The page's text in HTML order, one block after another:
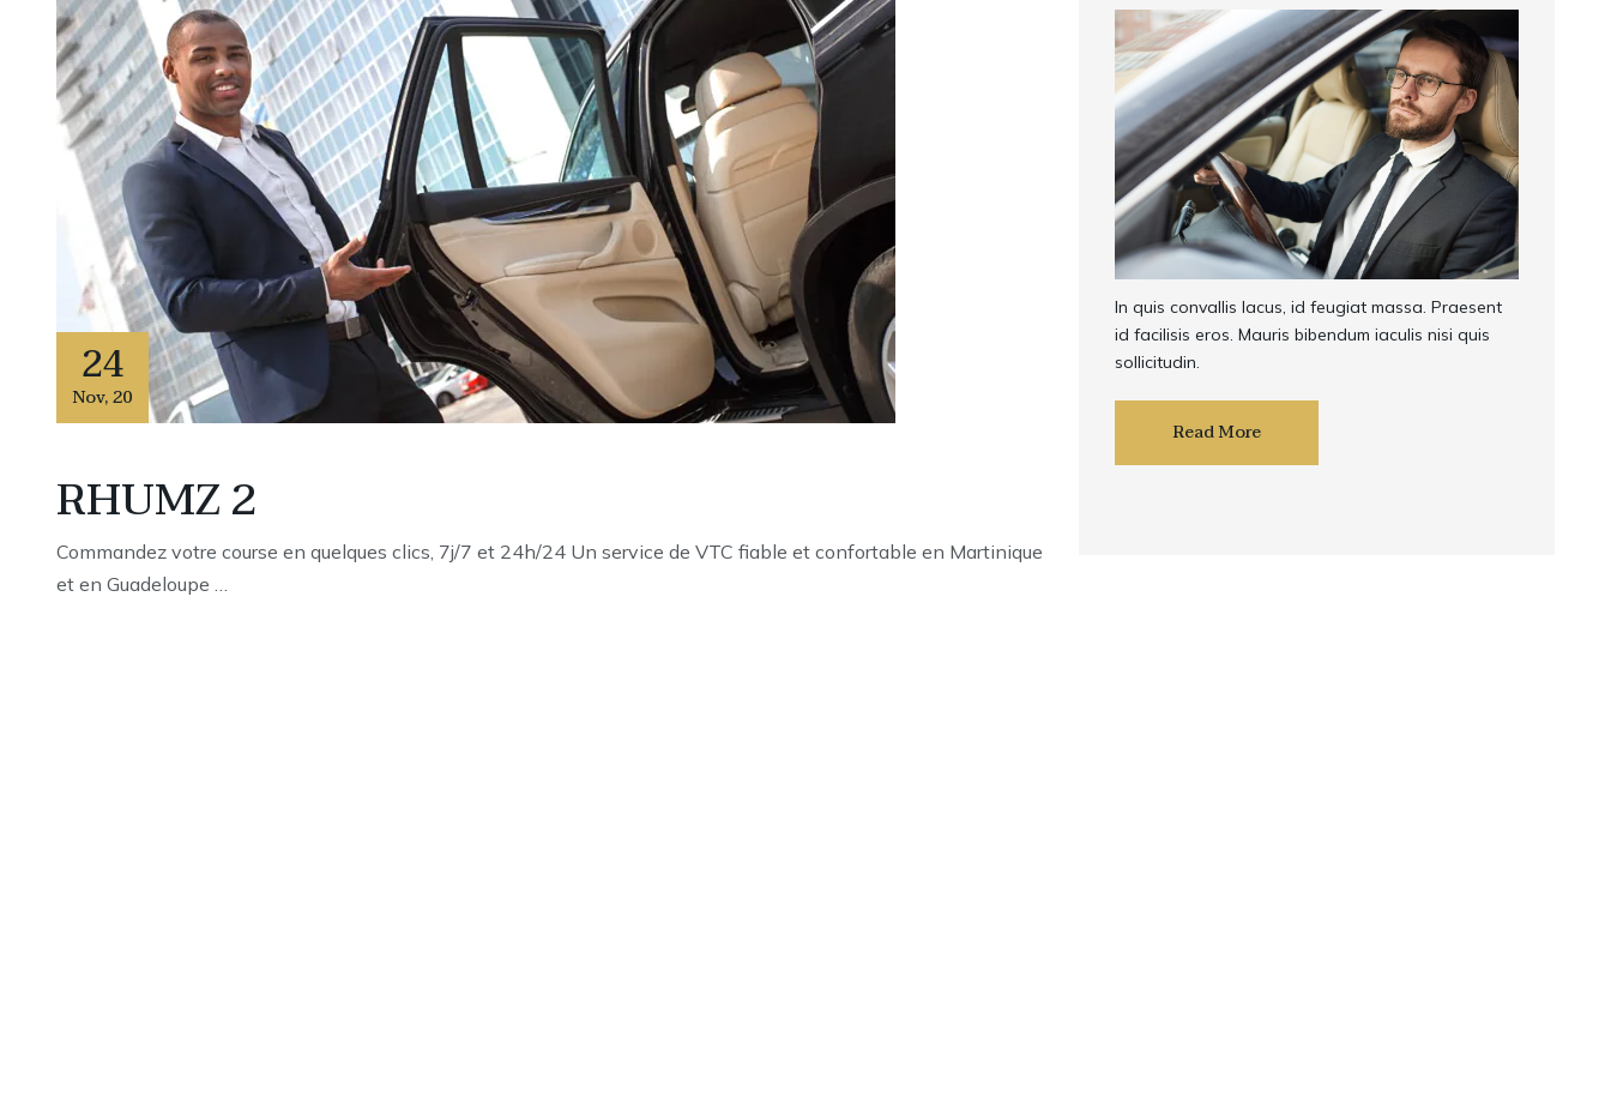
24
Nov,20
RHUMZ 2
Commandez votre course en quelques clics, 7j/7 et 24h/24 Un service de VTC fiable et confortable en Martinique
et en Guadeloupe …
In quis convallis lacus, id feugiat massa. Praesent
id facilisis eros. Mauris bibendum iaculis nisi quis
sollicitudin.
Read More